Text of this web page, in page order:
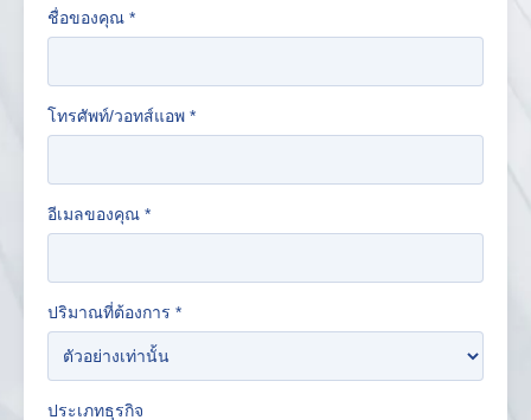
ชื่อของคุณ *
โทรศัพท์/วอทส์แอพ *
อีเมลของคุณ *
ปริมาณที่ต้องการ *
ประเภทธุรกิจ